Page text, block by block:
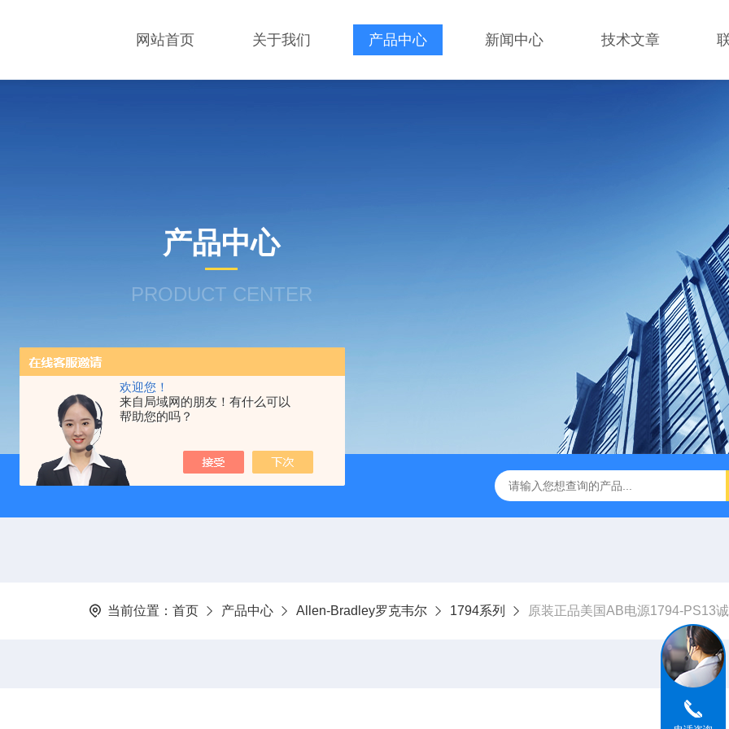
欢迎您！
来自局域网的朋友！有什么可以
帮助您的吗？
网站首页 关于我们 产品中心 新闻中心 技术文章
产品中心
PRODUCT CENTER
当前位置： 首页 产品中心 Allen-Bradley罗克韦尔 1794系列 原装正品美国AB电源1794-PS13